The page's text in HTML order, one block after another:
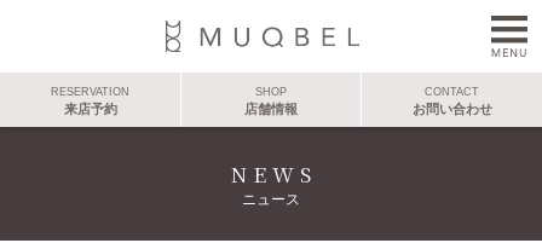
RESERVATION
来店予約
SHOP
店舗情報
CONTACT
お問い合わせ
NEWS
ニュース